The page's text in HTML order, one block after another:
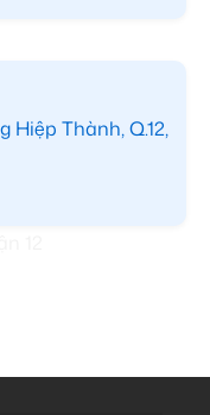
Hiệp Thành, Q.12,